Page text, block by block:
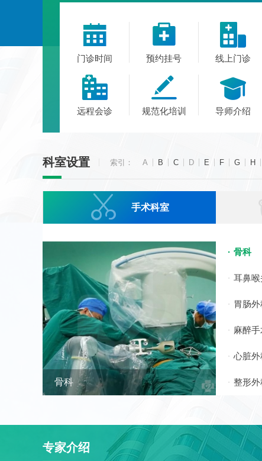

门诊时间

预约挂号

线上门诊

远程会诊

规范化培训

导师介绍
科室设置 索引： A B C D E F G H
 手术科室
骨科
骨科
耳鼻
胃肠
麻醉
心脏
整形外
专家介绍